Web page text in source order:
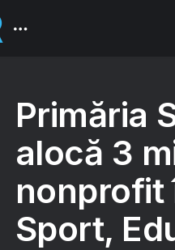
Primăria
alocă 3
nonprofit
Sport,